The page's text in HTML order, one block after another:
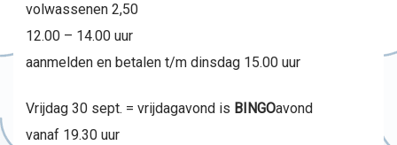
volwassenen 2,50
12.00 – 14.00 uur
aanmelden en betalen t/m dinsdag 15.00 uur
Vrijdag 30 sept. = vrijdagavond is BINGOavond
vanaf 19.30 uur